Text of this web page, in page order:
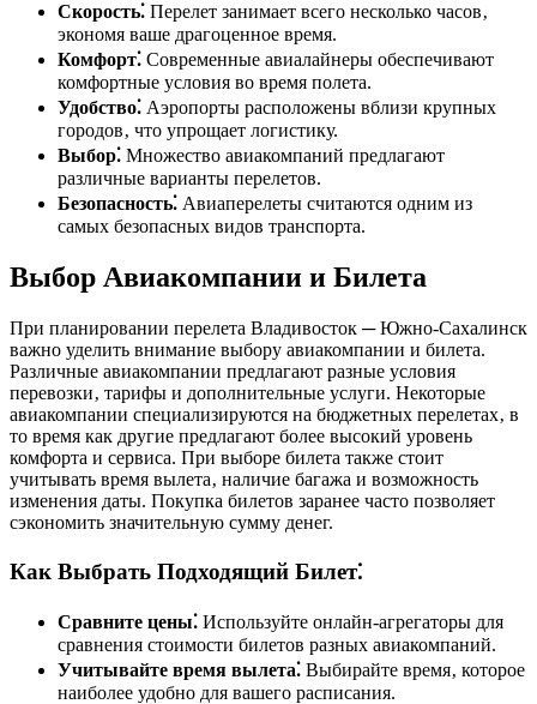
Скорость⁚ Перелет занимает всего несколько часов‚
экономя ваше драгоценное время.
Комфорт⁚ Современные авиалайнеры обеспечивают
комфортные условия во время полета.
Удобство⁚ Аэропорты расположены вблизи крупных
городов‚ что упрощает логистику.
Выбор⁚ Множество авиакомпаний предлагают
различные варианты перелетов.
Безопасность⁚ Авиаперелеты считаются одним из
самых безопасных видов транспорта.
Выбор Авиакомпании и Билета
При планировании перелета Владивосток ─ Южно-Сахалинск
важно уделить внимание выбору авиакомпании и билета.
Различные авиакомпании предлагают разные условия
перевозки‚ тарифы и дополнительные услуги. Некоторые
авиакомпании специализируются на бюджетных перелетах‚ в
то время как другие предлагают более высокий уровень
комфорта и сервиса. При выборе билета также стоит
учитывать время вылета‚ наличие багажа и возможность
изменения даты. Покупка билетов заранее часто позволяет
сэкономить значительную сумму денег.
Как Выбрать Подходящий Билет⁚
Сравните цены⁚ Используйте онлайн-агрегаторы для
сравнения стоимости билетов разных авиакомпаний.
Учитывайте время вылета⁚ Выбирайте время‚ которое
наиболее удобно для вашего расписания.